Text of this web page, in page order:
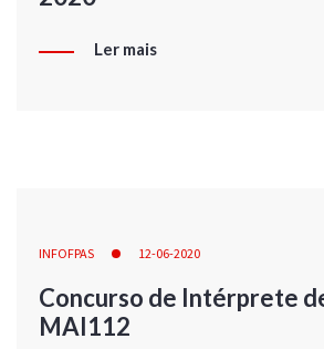
Ler mais
INFOFPAS 12-06-2020
Concurso de Intérprete
MAI112